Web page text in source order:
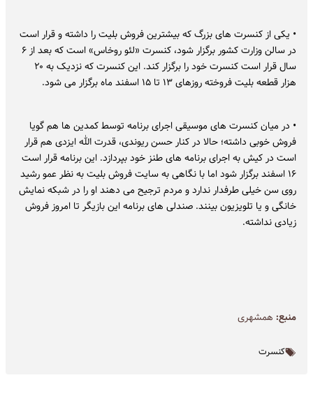
• یکی از کنسرت های بزرگ که بیشترین فروش بلیت را داشته و قرار است
در سالن وزارت کشور برگزار شود، کنسرت «لئو روخاس» است که بعد از ۶
سال قرار است کنسرت خود را برگزار کند. این کنسرت که نزدیک به ۲۰
هزار قطعه بلیت فروخته روزهای ۱۳ تا ۱۵ اسفند ماه برگزار می شود.
• در میان کنسرت های موسیقی اجرای برنامه توسط کمدین ها هم گویا
فروش خوبی داشته؛ حالا در کنار حسن ریوندی، قدرت الله ایزدی هم قرار
است در کیش به اجرای برنامه های طنز خود بپردازد. این برنامه قرار است
۱۶ اسفند برگزار شود اما با نگاهی به سایت فروش بلیت به نظر عمو رشید
روی سن خیلی طرفدار ندارد و مردم ترجیح می دهند او را در شبکه نمایش
خانگی و یا تلویزیون بینند. صندلی های برنامه این بازیگر تا امروز فروش
زیادی نداشته.
منبع: همشهری
کنسرت